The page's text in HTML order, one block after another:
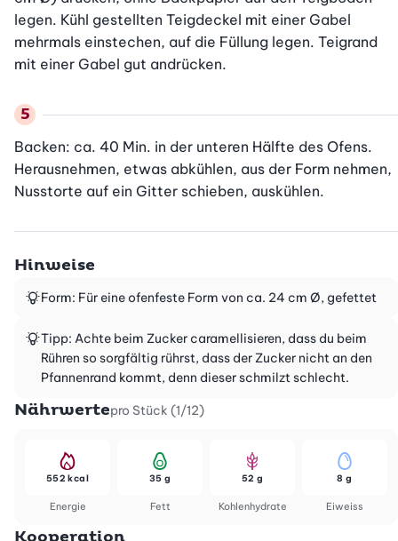
legen. Kühl gestellten Teigdeckel mit einer Gabel
mehrmals einstechen, auf die Füllung legen. Teigrand
mit einer Gabel gut andrücken.
Backen: ca. 40 Min. in der unteren Hälfte des Ofens.
Herausnehmen, etwas abkühlen, aus der Form nehmen,
Nusstorte auf ein Gitter schieben, auskühlen.
Hinweise
Form: Für eine ofenfeste Form von ca. 24 cm Ø, gefettet
Tipp: Achte beim Zucker caramellisieren, dass du beim
Rühren so sorgfältig rührst, dass der Zucker nicht an den
Pfannenrand kommt, denn dieser schmilzt schlecht.
Nährwertepro Stück (1/12)
Energie
552 kcal
Fett
35 g
Kohlenhydrate
52 g
Eiweiss
8 g